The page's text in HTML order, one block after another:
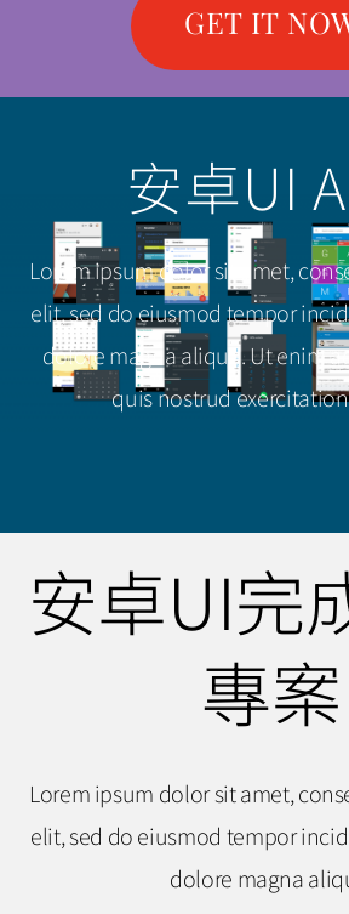
GET IT
安卓UI
Lorem ipsum dolor sit amet,
elit, sed do eiusmod tempor
dolore magna aliqua. Ut enim
quis nostrud
安卓UI完
專案
Lorem ipsum dolor sit amet,
elit, sed do eiusmod tempor
dolore magna